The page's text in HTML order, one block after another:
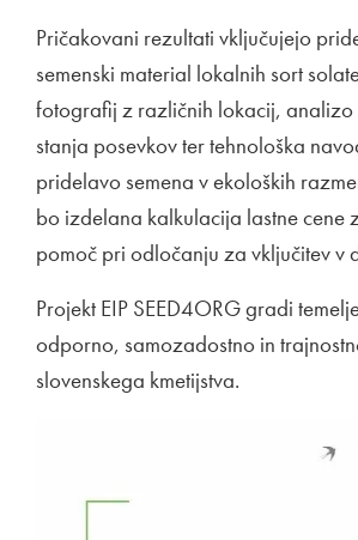
Pričakovani rezultati vključujejo
semenski material lokalnih sort
fotografij z različnih lokacij, analizo
stanja posevkov ter tehnološka
pridelavo semena v ekoloških
bo izdelana kalkulacija lastne cene
pomoč pri odločanju za vključitev v
Projekt EIP SEED4ORG gradi
odporno, samozadostno in
slovenskega kmetijstva.